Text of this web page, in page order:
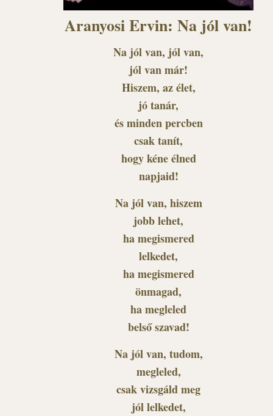
Aranyosi Ervin: Na jól van!
Na jól van, jól van,
jól van már!
Hiszem, az élet,
jó tanár,
és minden percben
csak tanít,
hogy kéne élned
napjaid!
Na jól van, hiszem
jobb lehet,
ha megismered
lelkedet,
ha megismered
önmagad,
ha megleled
belső szavad!
Na jól van, tudom,
megleled,
csak vizsgáld meg
jól lelkedet,